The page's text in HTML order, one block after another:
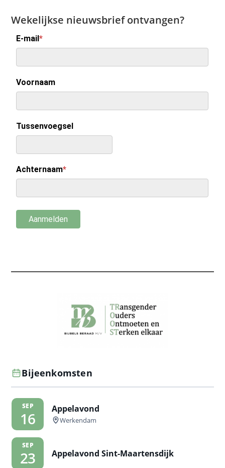
Wekelijkse nieuwsbrief ontvangen?
Bijeenkomsten
SEP
16
Appelavond
Werkendam
SEP
23 Appelavond Sint-Maartensdijk